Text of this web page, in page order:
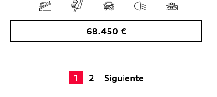
68.450 €
1 2 Siguiente